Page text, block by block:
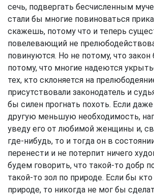
сечь, подвергать бесчисленным
стали бы многие повиноваться
скажешь, потому что и теперь
повелевающий не
повинуются. Но не потому, что закон
потому, что многие надеются
тех, кто склоняется на
присутствовали законодатель и
бы силен прогнать похоть. Если
другую меньшую необходимость,
уведу его от любимой женщины и,
где-нибудь, то и тогда он в
перенести и не потерпит ничего
будем говорить, что такой-то добр
такой-то зол по природе. Если бы
природе, то никогда не мог бы